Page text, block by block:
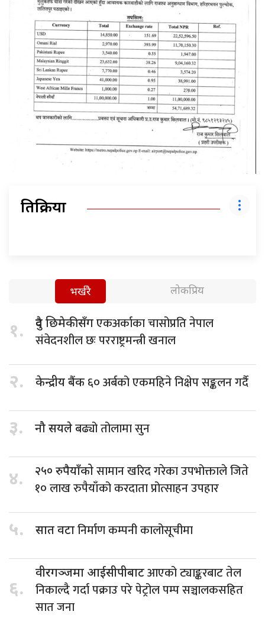
प्रतिक्रिया
भर्खरै लोकप्रिय
१. दुवै छिमेकीसँगएकअर्काका चासोप्रति नेपाल
संवेदनशील छः परराष्ट्रमन्त्री खनाल
२. केन्द्रीय बैंक ६० अर्बको एकमहिने निक्षेप सङ्कलन गर्दै
३. नौ सयलेबढ्यो तोलामा सुन
४. २५० रुपैयाँकोसामान खरिद गरेका उपभोक्ताले जिते
१० लाख रुपैयाँको करदाता प्रोत्साहन उपहार
५. सात वटानिर्माण कम्पनी कालोसूचीमा
६.
वीरगञ्जमा आईसीपीबाटआएको ट्याङ्करबाट तेल
निकाल्दै गर्दा पक्राउ परे पेट्रोल पम्प सञ्चालकसहित
सात जना